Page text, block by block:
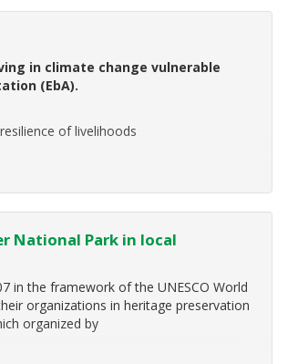
in climate change vulnerable
(EbA).
of livelihoods
National Park in local
in the framework of the UNESCO World
organizations in heritage preservation
organized by